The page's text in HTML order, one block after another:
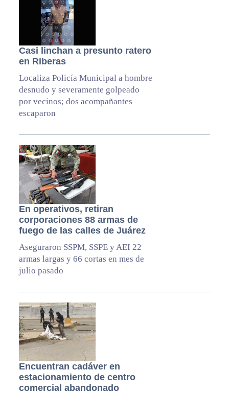
Casi linchan a presunto ratero
en Riberas
Localiza Policía Municipal a hombre
desnudo y severamente golpeado
por vecinos; dos acompañantes
escaparon
En operativos, retiran
corporaciones 88 armas de
fuego de las calles de Juárez
Aseguraron SSPM, SSPE y AEI 22
armas largas y 66 cortas en mes de
julio pasado
Encuentran cadáver en
estacionamiento de centro
comercial abandonado